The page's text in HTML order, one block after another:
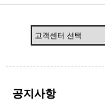
공지사항